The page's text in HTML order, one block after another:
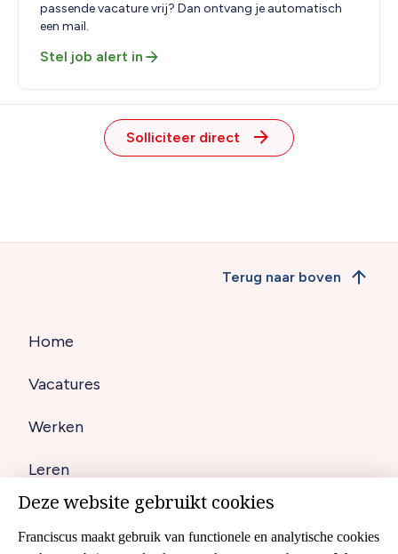
Solliciteer direct
passende vacature vrij? Dan ontvang je automatisch
een mail.
Stel job alert in
(footer)
Home
Vacatures
Werken
Leren
Contact
Terug naar boven
Deze website gebruikt cookies
Franciscus maakt gebruik van functionele en analytische cookies